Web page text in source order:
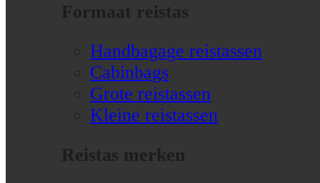
Formaat reistas
Handbagage reistassen
Cabinbags
Grote reistassen
Kleine reistassen
Reistas merken